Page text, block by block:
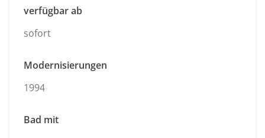
verfügbar ab
sofort
Modernisierungen
1994
Bad mit